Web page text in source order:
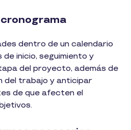
dentro de un calendario
inicio, seguimiento y
del proyecto, además de
del trabajo y anticipar
de que afecten el